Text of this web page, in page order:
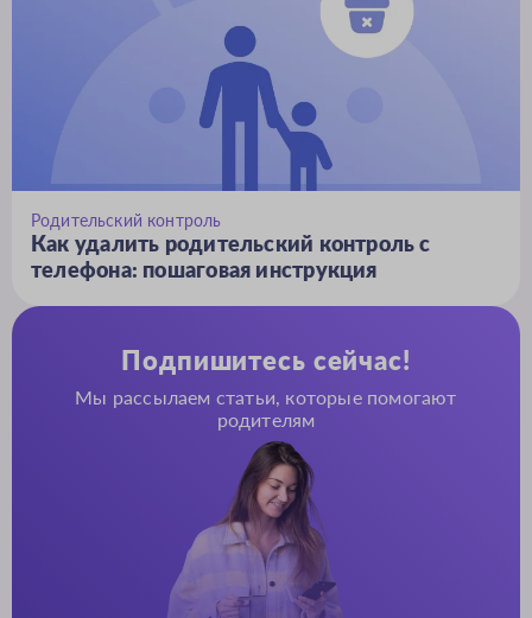
Родительский контроль
Как удалить родительский контроль с
телефона: пошаговая инструкция
Подпишитесь сейчас!
Мы рассылаем статьи, которые помогают
родителям